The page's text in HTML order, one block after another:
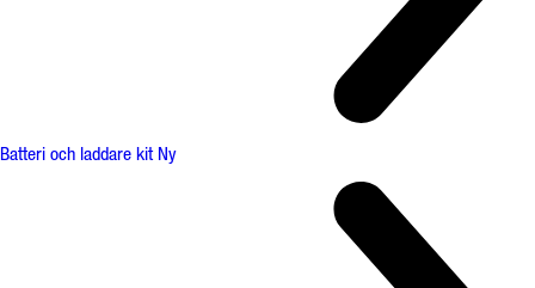
Batteri och laddare kit Ny